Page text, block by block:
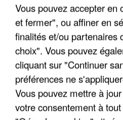
UNE TOURISTE DE L’OISE
COULÉE DE BOUE EN
Vous pouvez accepter en
et fermer", ou affiner en
finalités et/ou partenaires
choix". Vous pouvez
cliquant sur "Continuer
préférences ne
Vous pouvez mettre à
votre consentement à